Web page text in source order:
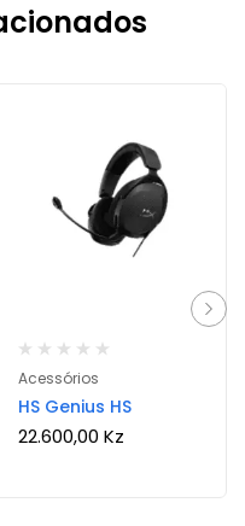
Acessórios
HS Genius HS
22.600,00 Kz